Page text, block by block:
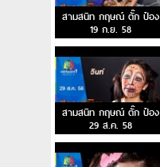
สามสนิท กฤษณ์ ตั๊ก ป๋อง
19 ก.ย. 58
สามสนิท กฤษณ์ ตั๊ก ป๋อง
29 ส.ค. 58